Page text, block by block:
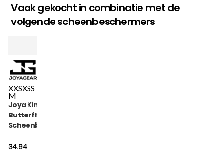
Vaak gekocht in combinatie met de
volgende scheenbeschermers
XXSXSS
M
Joya Kinder
Butterfly
Scheenbeschermers
34.94